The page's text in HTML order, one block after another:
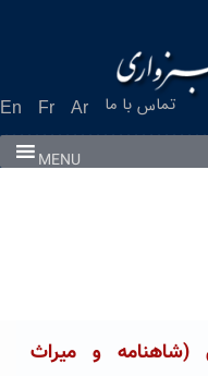
En Fr Ar تماس با ما
MENU
(شاهنامه و میراث